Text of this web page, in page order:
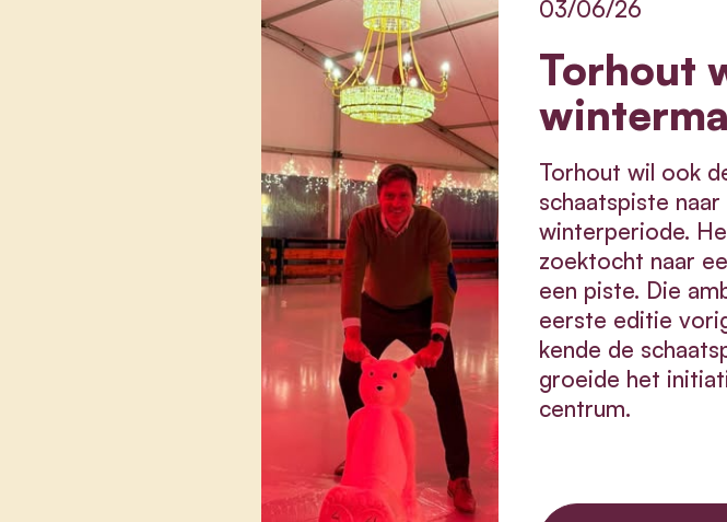
Torhout
03/06/26
Torhout wil ook
schaatspiste
winterperiode.
zoektocht naar
een piste. Die
eerste editie
kende de
groeide het
centrum.